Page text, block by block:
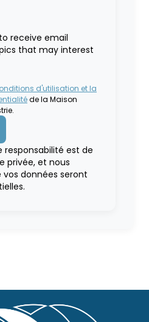
receive email
that may interest
d'utilisation et la
de la Maison
responsabilité est de
privée, et nous
données seront